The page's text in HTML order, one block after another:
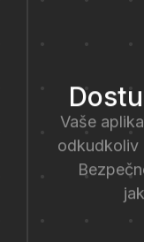
Vaše
odkudkoliv